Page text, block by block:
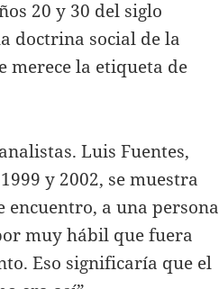
20 y 30 del siglo
doctrina social de la
merece la etiqueta de
Luis Fuentes,
y 2002, se muestra
encuentro, a una persona
muy hábil que fuera
Eso significaría que el